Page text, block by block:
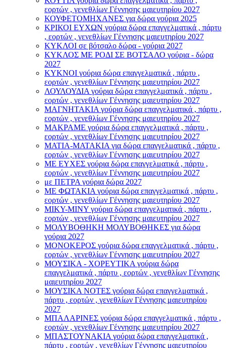
εορτών , γενεθλίων Γέννησης μαιευτηρίου 2027
ΚΟΥΦΕΤΟΜΗΧΑΝΕΣ για δώρα γούρια 2025
ΚΡΙΚΟΙ ΕΥΧΩΝ γούρια δώρα επαγγελματικά , πάρτυ
, εορτών , γενεθλίων Γέννησης μαιευτηρίου 2027
ΚΥΚΛΟΙ σε βότσαλο δώρα - γούρια 2027
ΚΥΚΛΟΣ ΜΕ ΡΟΔΙ ΣΕ ΒΟΤΣΑΛΟ γούρια - δώρα
2027
ΚΥΚΝΟΙ γούρια δώρα επαγγελματικά , πάρτυ ,
εορτών , γενεθλίων Γέννησης μαιευτηρίου 2027
ΛΟΥΛΟΥΔΙΑ γούρια δώρα επαγγελματικά , πάρτυ ,
εορτών , γενεθλίων Γέννησης μαιευτηρίου 2027
ΜΑΓΝΗΤΑΚΙΑ γούρια δώρα επαγγελματικά , πάρτυ ,
εορτών , γενεθλίων Γέννησης μαιευτηρίου 2027
ΜΑΚΡΑΜΕ γούρια δώρα επαγγελματικά , πάρτυ ,
εορτών , γενεθλίων Γέννησης μαιευτηρίου 2027
ΜΑΤΙΑ-ΜΑΤΑΚΙΑ για δώρα επαγγελματικά , πάρτυ ,
εορτών , γενεθλίων Γέννησης μαιευτηρίου 2027
ΜΕ ΕΥΧΕΣ γούρια δώρα επαγγελματικά , πάρτυ ,
εορτών , γενεθλίων Γέννησης μαιευτηρίου 2027
με ΠΕΤΡΑ γούρια δώρα 2027
ΜΕ ΦΩΤΑΚΙΑ γούρια δώρα επαγγελματικά , πάρτυ ,
εορτών , γενεθλίων Γέννησης μαιευτηρίου 2027
ΜΙΚΥ-ΜΙΝΥ γούρια δώρα επαγγελματικά , πάρτυ ,
εορτών , γενεθλίων Γέννησης μαιευτηρίου 2027
ΜΟΛΥΒΟΘΗΚΗ ΜΟΛΥΒΟΘΗΚΕΣ για δώρα
γούρια 2027
ΜΟΝΟΚΕΡΟΣ γούρια δώρα επαγγελματικά , πάρτυ ,
εορτών , γενεθλίων Γέννησης μαιευτηρίου 2027
ΜΟΥΣΙΚΑ - ΧΟΡΕΥΤΙΚΑ γούρια δώρα
επαγγελματικά , πάρτυ , εορτών , γενεθλίων Γέννησης
μαιευτηρίου 2027
ΜΟΥΣΙΚΑ ΝΟΤΕΣ γούρια δώρα επαγγελματικά ,
πάρτυ , εορτών , γενεθλίων Γέννησης μαιευτηρίου
2027
ΜΠΑΛΑΡΙΝΕΣ γούρια δώρα επαγγελματικά , πάρτυ ,
εορτών , γενεθλίων Γέννησης μαιευτηρίου 2027
ΜΠΑΣΤΟΥΝΑΚΙΑ γούρια δώρα επαγγελματικά ,
πάρτυ , εορτών , γενεθλίων Γέννησης μαιευτηρίου